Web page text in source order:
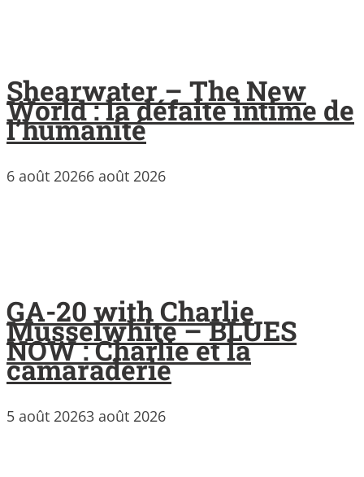
Shearwater – The New
World : la défaite intime de
l’humanité
6 août 20266 août 2026
GA-20 with Charlie
Musselwhite – BLUES
NOW : Charlie et la
camaraderie
5 août 20263 août 2026